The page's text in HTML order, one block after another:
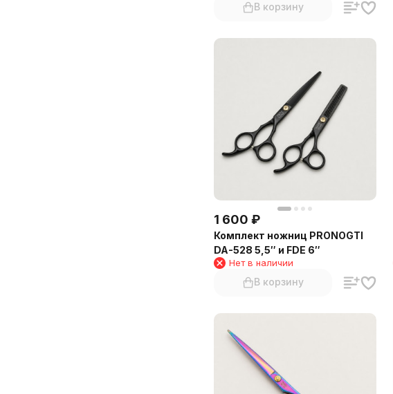
В корзину
1 600 ₽
Комплект ножниц PRONOGTI
DA-528 5,5″ и FDE 6″
Нет в наличии
В корзину